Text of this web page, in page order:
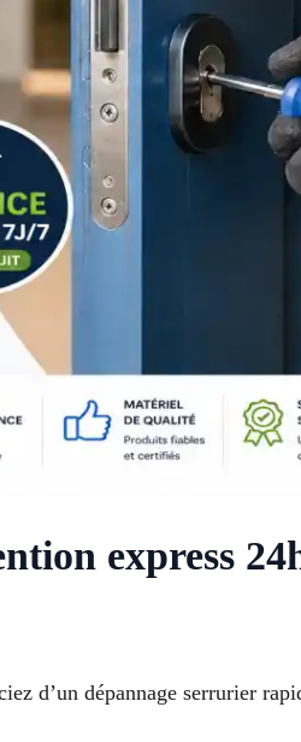
express
d’un dépannage serrurier